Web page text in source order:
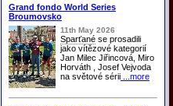
Grand fondo World Series
Broumovsko
11th May 2026
Sparťané se prosadili
jako vítězové kategorií
Jan Milec Jiřincová, Miro
Horváth , Josef Vejvoda
na světové sérii ...more